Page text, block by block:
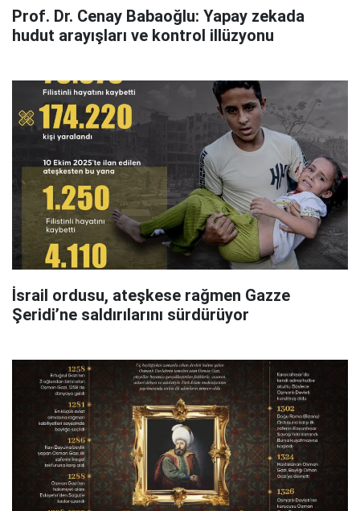
Prof. Dr. Cenay Babaoğlu: Yapay zekada
hudut arayışları ve kontrol illüzyonu
İsrail ordusu, ateşkese rağmen Gazze
Şeridi’ne saldırılarını sürdürüyor